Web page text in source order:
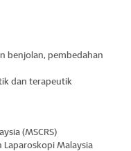
benjolan, pembedahan
dan terapeutik
(MSCRS)
Laparoskopi Malaysia